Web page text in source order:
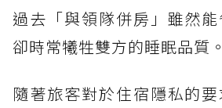
過去「與領隊併房」雖然能
卻時常犧牲雙方的睡眠品質。
隨著旅客對於住宿隱私的